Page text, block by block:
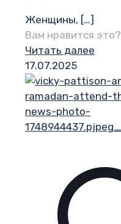
Женщины, […]
Вам нравится это?
Читать далее
17.07.2025